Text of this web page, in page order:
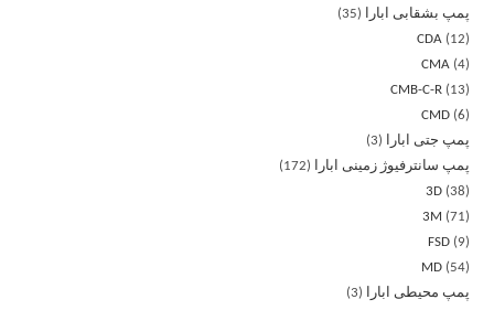
پمپ بشقابی ابارا
35
CDA
12
CMA 4
CMB-C-R
13
CMD 6
پمپ جتی ابارا
3
پمپ سانترفیوژ زمینی ابارا
172
3D 38
3M
71
FSD
9
MD
54
پمپ محیطی ابارا
3